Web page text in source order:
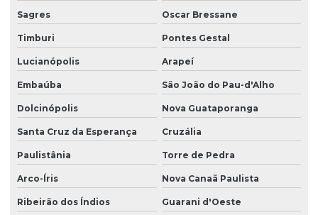
Sagres Oscar Bressane
Timburi Pontes Gestal
Lucianópolis Arapeí
Embaúba São João do Pau-d'Alho
Dolcinópolis Nova Guataporanga
Santa Cruz da Esperança Cruzália
Paulistânia Torre de Pedra
Arco-Íris Nova Canaã Paulista
Ribeirão dos Índios Guarani d'Oeste